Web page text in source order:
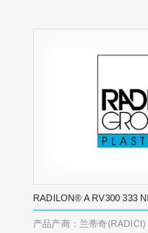
RADILON® A RV300 333
产品产商：兰蒂奇